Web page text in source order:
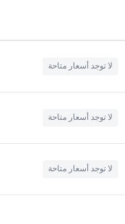
لا توجد أسعار متاحة
لا توجد أسعار متاحة
لا توجد أسعار متاحة